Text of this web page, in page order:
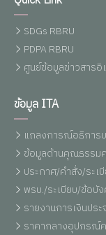
SDGs RBRU
PDPA RBRU
ศูนย์ข้อมูลข่าวสาร
ข้อมูล ITA
แถลงการณ์อธิการ
ข้อมูลด้านคุณธรรม
ประกาศ/คำสั่ง/ระเ
พรบ./ระเบียบ/ข้อบั
รายงานการเงินประ
ราคากลางอุปกรณ์